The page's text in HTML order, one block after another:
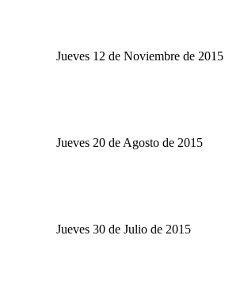
Jueves 12 de Noviembre de 2015
Jueves 20 de Agosto de 2015
Jueves 30 de Julio de 2015